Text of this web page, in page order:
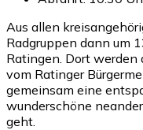
Aus allen
Radgruppen dann um
Ratingen. Dort werden
vom Ratinger
gemeinsam eine
wunderschöne
geht.